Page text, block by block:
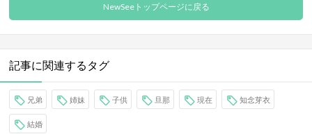
NewSeeトップページに戻る
記事に関連するタグ
兄弟 姉妹 子供 旦那 現在 知念芽衣
結婚